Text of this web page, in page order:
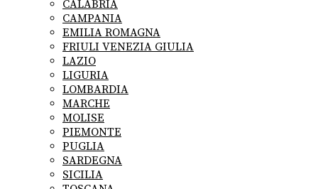
CALABRIA
CAMPANIA
EMILIA ROMAGNA
FRIULI VENEZIA GIULIA
LAZIO
LIGURIA
LOMBARDIA
MARCHE
MOLISE
PIEMONTE
PUGLIA
SARDEGNA
SICILIA